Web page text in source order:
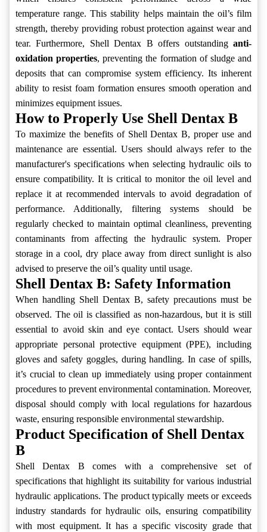
temperature range. This stability helps maintain the oil’s film
strength, thereby providing robust protection against wear and
tear. Furthermore, Shell Dentax B offers outstanding anti-
oxidation properties, preventing the formation of sludge and
deposits that can compromise system efficiency. Its inherent
ability to resist foam formation ensures smooth operation and
minimizes equipment issues.
How to Properly Use Shell Dentax B
To maximize the benefits of Shell Dentax B, proper use and
maintenance are essential. Users should always refer to the
manufacturer's specifications when selecting hydraulic oils to
ensure compatibility. It is critical to monitor the oil level and
replace it at recommended intervals to avoid degradation of
performance. Additionally, filtering systems should be
regularly checked to maintain optimal cleanliness, preventing
contaminants from affecting the hydraulic system. Proper
storage in a cool, dry place away from direct sunlight is also
advised to preserve the oil’s quality until usage.
Shell Dentax B: Safety Information
When handling Shell Dentax B, safety precautions must be
observed. The oil is classified as non-hazardous, but it is still
essential to avoid skin and eye contact. Users should wear
appropriate personal protective equipment (PPE), including
gloves and safety goggles, during handling. In case of spills,
it’s crucial to clean up immediately using proper containment
procedures to prevent environmental contamination. Moreover,
disposal should comply with local regulations for hazardous
waste, ensuring responsible environmental stewardship.
Product Specification of Shell Dentax
B
Shell Dentax B comes with a comprehensive set of
specifications that highlight its suitability for various industrial
hydraulic applications. The product typically meets or exceeds
industry standards for hydraulic oils, ensuring compatibility
with most equipment. It has a specific viscosity grade that